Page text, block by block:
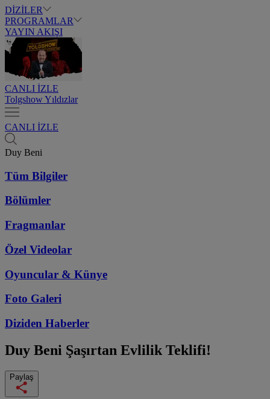
DİZİLER
PROGRAMLAR
YAYIN AKIŞI
CANLI İZLE
Tolgshow Yıldızlar
CANLI İZLE
Duy Beni
Tüm Bilgiler
Bölümler
Fragmanlar
Özel Videolar
Oyuncular & Künye
Foto Galeri
Diziden Haberler
Duy Beni Şaşırtan Evlilik Teklifi!
Paylaş